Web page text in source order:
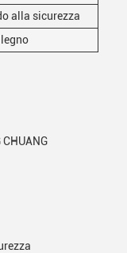
alla sicurezza